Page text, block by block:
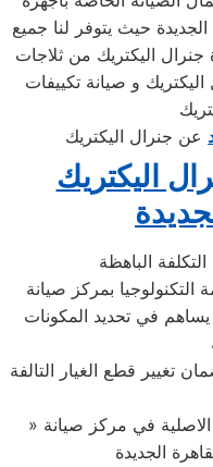
الجديدة حيث يتوفر لنا جميع
جنرال اليكتريك من ثلاجات
و صيانة تكييفات
عن جنرال اليكتريك
اليكتريك
الباهظة
بمركز صيانة
يساهم في تحديد المكونات
تغيير قطع الغيار التالفة
» توافر قطع غيار جنرال اليكتريك الاصلية في مركز صيانة